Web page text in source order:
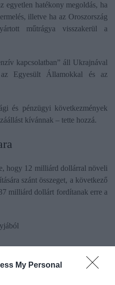
My Personal
egyetlen hatékony megoldás, ha
illetve ha az Oroszország
műtrágya visszakerül a
kapcsolatban” áll Ukrajnával
az Egyesült Államokkal és az
és pénzügyi következmények
kívánnak – tette hozzá.
hogy 12 milliárd dollárral növeli
szánt összeget, a következő
milliárd dollárt fordítanak erre a
származó